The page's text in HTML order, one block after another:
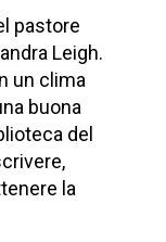
pastore
Leigh.
un clima
buona
del
la